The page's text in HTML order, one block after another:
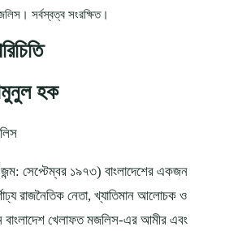
সর্বস্বত্ব সংরক্ষিত।
হক
সেপ্টেম্বর ১৯৭৩) বাংলাদেশের একজন
রাজনৈতিক নেতা, খ্যাতিমান আলোচক ও
বাংলাদেশ খেলাফত মজলিস-এর আমীর এবং